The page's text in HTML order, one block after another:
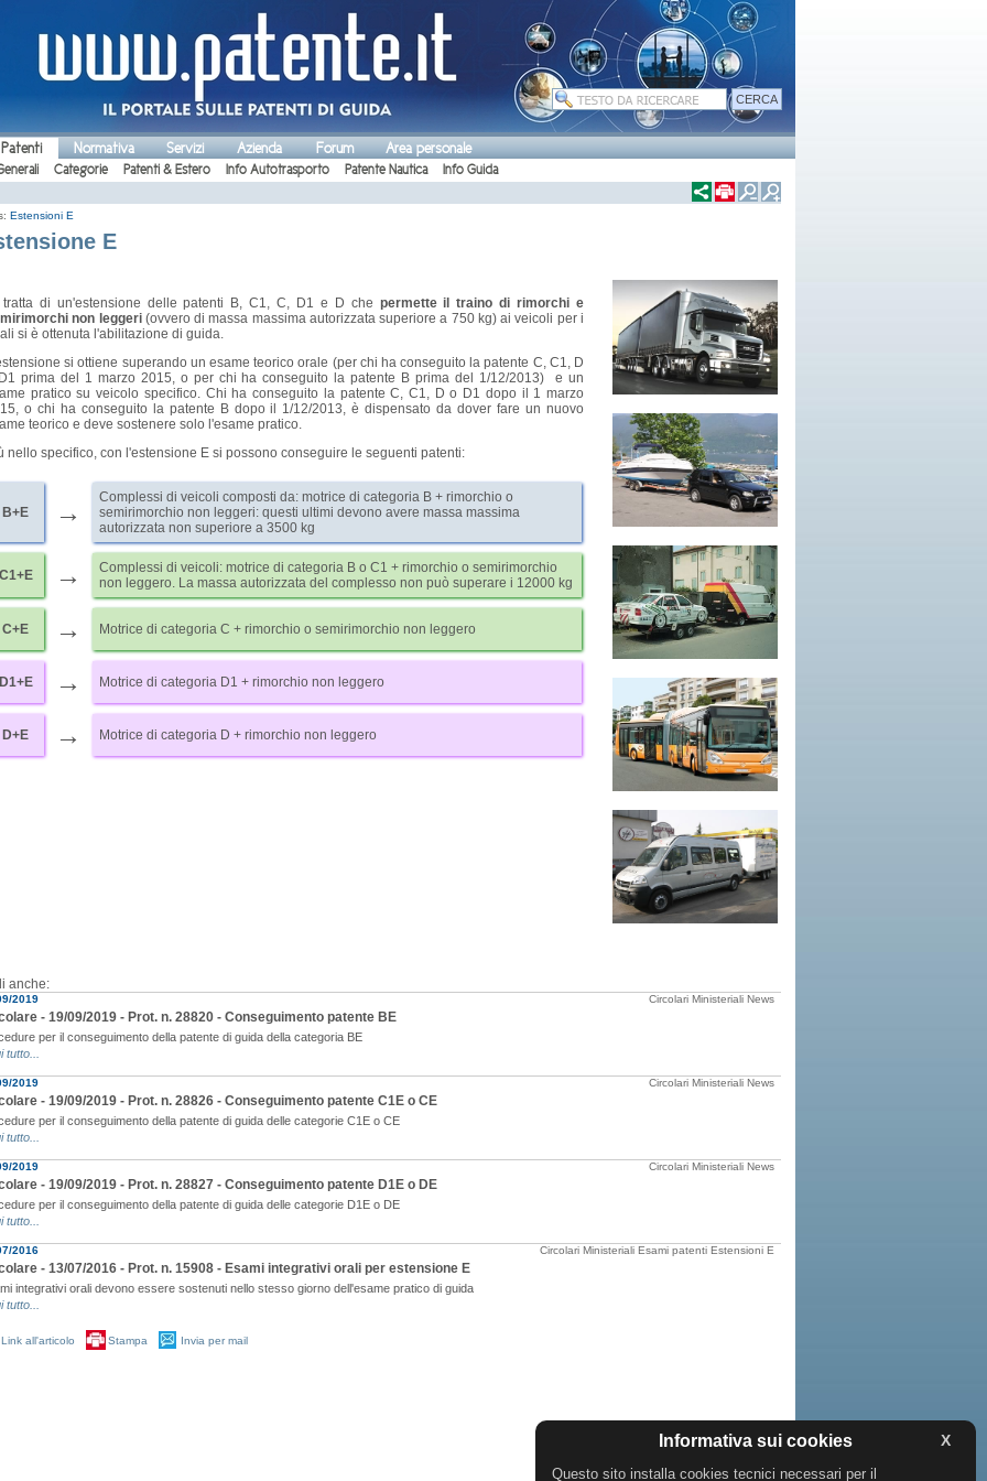
Normativa Servizi Azienda Forum Area personale
Categorie Patenti & Estero Info Autotrasporto Patente Nautica Info Guida
Estensioni E
E
di un'estensione delle patenti B, C1, C, D1 e D che permette il traino di rimorchi e
non leggeri(ovvero di massa massima autorizzata superiore a 750 kg) ai veicoli per i
si è ottenuta l'abilitazione di guida.
si ottiene superando un esame teorico orale (per chi ha conseguito la patente C, C1, D
prima del 1 marzo 2015, o per chi ha conseguito la patente B prima del 1/12/2013) e un
pratico su veicolo specifico. Chi ha conseguito la patente C, C1, D o D1 dopo il 1 marzo
o chi ha conseguito la patente B dopo il 1/12/2013, è dispensato da dover fare un nuovo
teorico e deve sostenere solo l'esame pratico.
nello specifico, con l'estensione E si possono conseguire le seguenti patenti:
B+E →
Complessi di veicoli composti da: motrice di categoria B + rimorchio o
semirimorchio non leggeri: questi ultimi devono avere massa massima
autorizzata non superiore a 3500 kg
→
Complessi di veicoli: motrice di categoria B o C1 + rimorchio o semirimorchio
non leggero. La massa autorizzata del complesso non può superare i 12000 kg
C+E → Motrice di categoria C + rimorchio o semirimorchio non leggero
→ Motrice di categoria D1 + rimorchio non leggero
D+E → Motrice di categoria D + rimorchio non leggero
anche:
2019 Circolari Ministeriali News
- 19/09/2019 - Prot. n. 28820 - Conseguimento patente BE
per il conseguimento della patente di guida della categoria BE
tutto...
2019 Circolari Ministeriali News
- 19/09/2019 - Prot. n. 28826 - Conseguimento patente C1E o CE
per il conseguimento della patente di guida delle categorie C1E o CE
tutto...
2019 Circolari Ministeriali News
- 19/09/2019 - Prot. n. 28827 - Conseguimento patente D1E o DE
per il conseguimento della patente di guida delle categorie D1E o DE
tutto...
2016 Circolari Ministeriali Esami patenti Estensioni E
- 13/07/2016 - Prot. n. 15908 - Esami integrativi orali per estensione E
integrativi orali devono essere sostenuti nello stesso giorno dell'esame pratico di guida
tutto...
Link all'articolo Stampa Invia per mail
Informativa sui cookies X
Questo sito installa cookies tecnici necessari per il